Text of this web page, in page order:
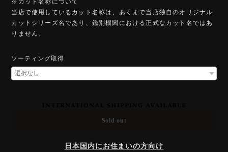
当店で使用しているカット名称は、あくまで当店独自のオリジナル
カットシリーズ名であり、鑑別機関における正式なカット名ではあ
りません。
ソーティング取得
Sold out
日本国内にお住まいの方向け